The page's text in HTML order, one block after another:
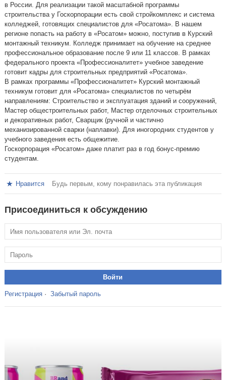
в России. Для реализации такой масштабной программы
строительства у Госкорпорации есть свой стройкомплекс и система
колледжей, готовящих специалистов для «Росатома». В нашем
регионе попасть на работу в «Росатом» можно, поступив в Курский
монтажный техникум. Колледж принимает на обучение на среднее
профессиональное образование после 9 или 11 классов. В рамках
федерального проекта «Профессионалитет» учебное заведение
готовит кадры для строительных предприятий «Росатома».
В рамках программы «Профессионалитет» Курский монтажный
техникум готовит для «Росатома» специалистов по четырём
направлениям: Строительство и эксплуатация зданий и сооружений,
Мастер общестроительных работ, Мастер отделочных строительных
и декоративных работ, Сварщик (ручной и частично
механизированной сварки (наплавки). Для иногородних студентов у
учебного заведения есть общежитие.
Госкорпорация «Росатом» даже платит раз в год бонус-премию
студентам.
Нравится Будь первым, кому понравилась эта публикация
Присоединиться к обсуждению
Регистрация· Забытый пароль